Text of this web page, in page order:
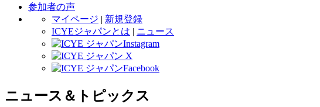
参加者の声
マイページ | 新規登録
ICYEジャパンとは | ニュース
ニュース＆トピックス